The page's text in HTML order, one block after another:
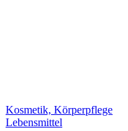
Kosmetik, Körperpflege
Lebensmittel